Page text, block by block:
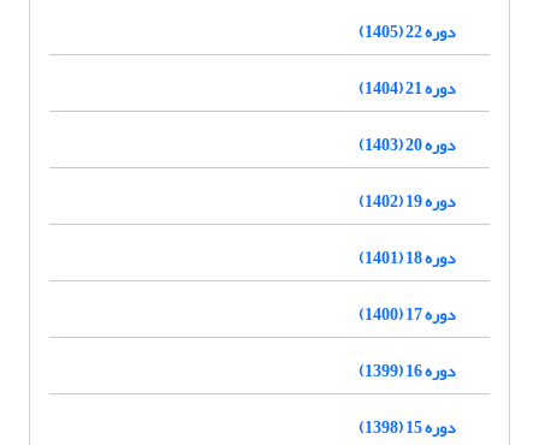
دوره 22 (1405)
دوره 21 (1404)
دوره 20 (1403)
دوره 19 (1402)
دوره 18 (1401)
دوره 17 (1400)
دوره 16 (1399)
دوره 15 (1398)